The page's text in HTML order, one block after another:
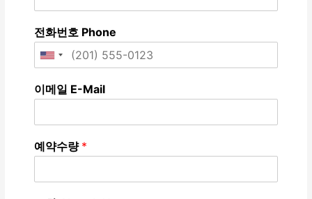
전화번호 Phone
이메일 E-Mail
예약수량 *